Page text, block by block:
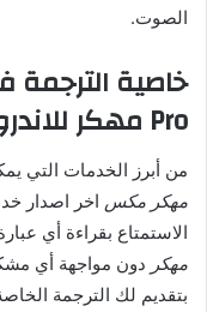
الصوت.
Pro مهكر للاندرويد اخر اصدار
من أبرز الخدمات التي
مهكر مكس اخر اصدار
الاستمتاع بقراءة أي
مهكر دون مواجهة أي
بتقديم لك الترجمة